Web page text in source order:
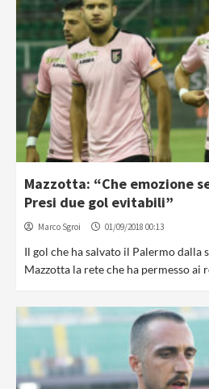
Mazzotta: “Che emozione
Presi due gol evitabili”
Marco Sgroi 01/09/2018 00:13
Il gol che ha salvato il Palermo dalla
Mazzotta la rete che ha permesso ai